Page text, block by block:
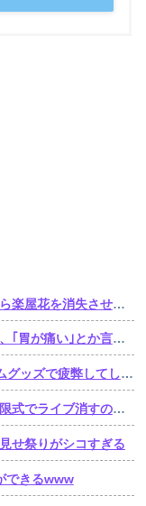
【学マス】三連結フラスタで全ブランドから楽屋花を消失させた訴訟おじさん遂に口を開くも他人事
【衝撃】先日ワイに｢殺すぞ｣と言った上司、｢胃が痛い｣とか言い出すｗｗｗｗｗ
【悲報】学マスPさん繰り返されるランダムグッズで疲弊してしまう
【悲報】ミリオンライブ海賊団、公式が時限式でライブ消すのでbilibili動画にアーカイブを残す。富・名声・力。他ブランドの金でこの世のすべてを手に入れた海賊王ミリオン・ライブ
せ祭りがシコすぎる
できるwww